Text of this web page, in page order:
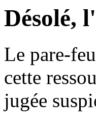
Désolé,
Le pare-
cette
jugée